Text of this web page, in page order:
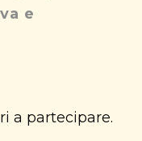
e
a partecipare.